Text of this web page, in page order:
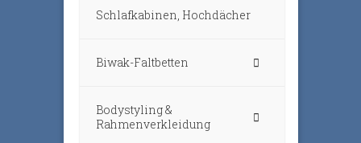
Schlafkabinen, Hochdächer
Biwak-Faltbetten
Bodystyling &
Rahmenverkleidung